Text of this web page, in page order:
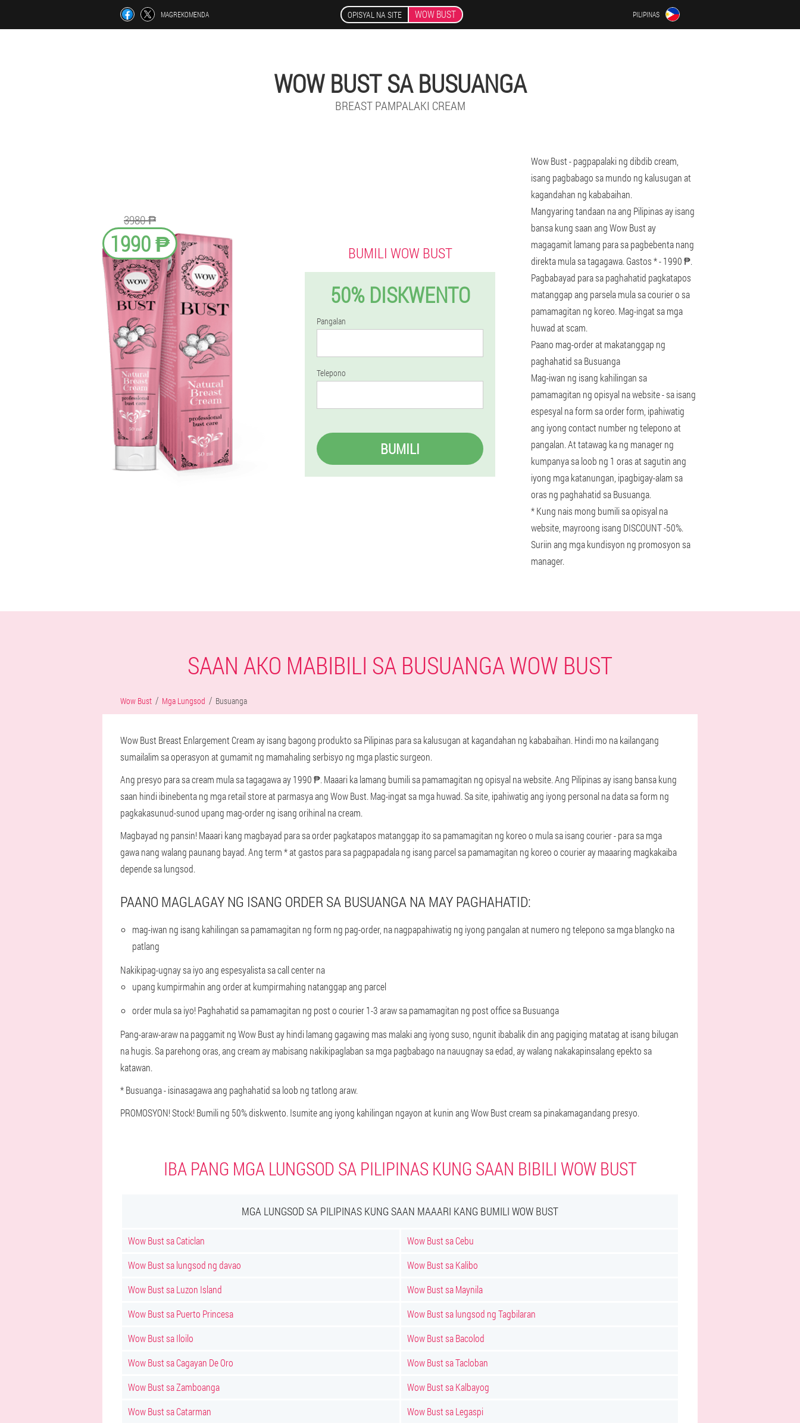
MAGREKOMENDA OPISYAL NA SITE WOW BUST PILIPINAS
WOW BUST SA BUSUANGA
BREAST PAMPALAKI CREAM
3980 ₱
1990 ₱ BUMILI WOW BUST
50% DISKWENTO
Pangalan
Telepono
BUMILI
Wow Bust - pagpapalaki ng dibdib cream,
isang pagbabago sa mundo ng kalusugan at
kagandahan ng kababaihan.
Mangyaring tandaan na ang Pilipinas ay isang
bansa kung saan ang Wow Bust ay
magagamit lamang para sa pagbebenta nang
direkta mula sa tagagawa. Gastos * - 1990 ₱.
Pagbabayad para sa paghahatid pagkatapos
matanggap ang parsela mula sa courier o sa
pamamagitan ng koreo. Mag-ingat sa mga
huwad at scam.
Paano mag-order at makatanggap ng
paghahatid sa Busuanga
Mag-iwan ng isang kahilingan sa
pamamagitan ng opisyal na website - sa isang
espesyal na form sa order form, ipahiwatig
ang iyong contact number ng telepono at
pangalan. At tatawag ka ng manager ng
kumpanya sa loob ng 1 oras at sagutin ang
iyong mga katanungan, ipagbigay-alam sa
oras ng paghahatid sa Busuanga.
* Kung nais mong bumili sa opisyal na
website, mayroong isang DISCOUNT -50%.
Suriin ang mga kundisyon ng promosyon sa
manager.
SAAN AKO MABIBILI SA BUSUANGA WOW BUST
Wow Bust Mga Lungsod Busuanga
Wow Bust Breast Enlargement Cream ay isang bagong produkto sa Pilipinas para sa kalusugan at kagandahan ng kababaihan. Hindi mo na kailangang
sumailalim sa operasyon at gumamit ng mamahaling serbisyo ng mga plastic surgeon.
Ang presyo para sa cream mula sa tagagawa ay 1990 ₱. Maaari ka lamang bumili sa pamamagitan ng opisyal na website. Ang Pilipinas ay isang bansa kung
saan hindi ibinebenta ng mga retail store at parmasya ang Wow Bust. Mag-ingat sa mga huwad. Sa site, ipahiwatig ang iyong personal na data sa form ng
pagkakasunud-sunod upang mag-order ng isang orihinal na cream.
Magbayad ng pansin! Maaari kang magbayad para sa order pagkatapos matanggap ito sa pamamagitan ng koreo o mula sa isang courier - para sa mga
gawa nang walang paunang bayad. Ang term * at gastos para sa pagpapadala ng isang parcel sa pamamagitan ng koreo o courier ay maaaring magkakaiba
depende sa lungsod.
PAANO MAGLAGAY NG ISANG ORDER SA BUSUANGA NA MAY PAGHAHATID:
mag-iwan ng isang kahilingan sa pamamagitan ng form ng pag-order, na nagpapahiwatig ng iyong pangalan at numero ng telepono sa mga blangko na
patlang
Nakikipag-ugnay sa iyo ang espesyalista sa call center na
upang kumpirmahin ang order at kumpirmahing natanggap ang parcel
order mula sa iyo! Paghahatid sa pamamagitan ng post o courier 1-3 araw sa pamamagitan ng post office sa Busuanga
Pang-araw-araw na paggamit ng Wow Bust ay hindi lamang gagawing mas malaki ang iyong suso, ngunit ibabalik din ang pagiging matatag at isang bilugan
na hugis. Sa parehong oras, ang cream ay mabisang nakikipaglaban sa mga pagbabago na nauugnay sa edad, ay walang nakakapinsalang epekto sa
katawan.
* Busuanga - isinasagawa ang paghahatid sa loob ng tatlong araw.
PROMOSYON! Stock! Bumili ng 50% diskwento. Isumite ang iyong kahilingan ngayon at kunin ang Wow Bust cream sa pinakamagandang presyo.
IBA PANG MGA LUNGSOD SA PILIPINAS KUNG SAAN BIBILI WOW BUST
MGA LUNGSOD SA PILIPINAS KUNG SAAN MAAARI KANG BUMILI WOW BUST
Wow Bust sa Caticlan
Wow Bust sa Cebu
Wow Bust sa lungsod ng davao
Wow Bust sa Kalibo
Wow Bust sa Luzon Island
Wow Bust sa Maynila
Wow Bust sa Puerto Princesa
Wow Bust sa lungsod ng Tagbilaran
Wow Bust sa Iloilo
Wow Bust sa Bacolod
Wow Bust sa Cagayan De Oro
Wow Bust sa Tacloban
Wow Bust sa Zamboanga
Wow Bust sa Kalbayog
Wow Bust sa Catarman
Wow Bust sa Legaspi